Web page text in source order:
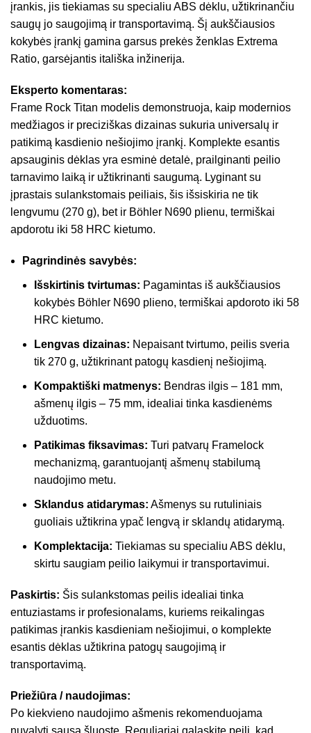
įrankis, jis tiekiamas su specialiu ABS dėklu, užtikrinančiu
saugų jo saugojimą ir transportavimą. Šį aukščiausios
kokybės įrankį gamina garsus prekės ženklas Extrema
Ratio, garsėjantis itališka inžinerija.
Eksperto komentaras:
Frame Rock Titan modelis demonstruoja, kaip modernios
medžiagos ir preciziškas dizainas sukuria universalų ir
patikimą kasdienio nešiojimo įrankį. Komplekte esantis
apsauginis dėklas yra esminė detalė, prailginanti peilio
tarnavimo laiką ir užtikrinanti saugumą. Lyginant su
įprastais sulankstomais peiliais, šis išsiskiria ne tik
lengvumu (270 g), bet ir Böhler N690 plienu, termiškai
apdorotu iki 58 HRC kietumo.
Pagrindinės savybės:
Išskirtinis tvirtumas: Pagamintas iš aukščiausios
kokybės Böhler N690 plieno, termiškai apdoroto iki 58
HRC kietumo.
Lengvas dizainas: Nepaisant tvirtumo, peilis sveria
tik 270 g, užtikrinant patogų kasdienį nešiojimą.
Kompaktiški matmenys: Bendras ilgis – 181 mm,
ašmenų ilgis – 75 mm, idealiai tinka kasdienėms
užduotims.
Patikimas fiksavimas: Turi patvarų Framelock
mechanizmą, garantuojantį ašmenų stabilumą
naudojimo metu.
Sklandus atidarymas: Ašmenys su rutuliniais
guoliais užtikrina ypač lengvą ir sklandų atidarymą.
Komplektacija: Tiekiamas su specialiu ABS dėklu,
skirtu saugiam peilio laikymui ir transportavimui.
Paskirtis: Šis sulankstomas peilis idealiai tinka
entuziastams ir profesionalams, kuriems reikalingas
patikimas įrankis kasdieniam nešiojimui, o komplekte
esantis dėklas užtikrina patogų saugojimą ir
transportavimą.
Priežiūra / naudojimas:
Po kiekvieno naudojimo ašmenis rekomenduojama
nuvalyti sausa šluoste. Reguliariai galąskite peilį, kad